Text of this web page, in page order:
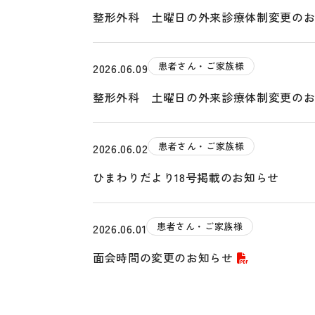
整形外科 土曜日の外来診療体制変更の
2026.06.09 患者さん・ご家族様
整形外科 土曜日の外来診療体制変更の
2026.06.02 患者さん・ご家族様
ひまわりだより18号掲載のお知らせ
2026.06.01 患者さん・ご家族様
面会時間の変更のお知らせ